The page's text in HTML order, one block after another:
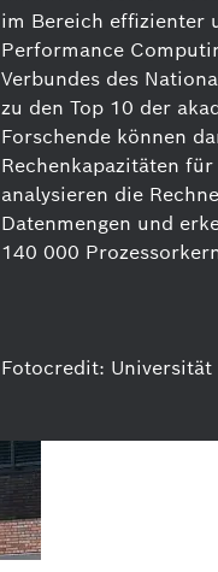
im Bereich effizienter
Performance
Verbundes des
zu den Top 10 der
Forschende können
Rechenkapazitäten
analysieren die
Datenmengen und
140 000
Fotocredit: Universität